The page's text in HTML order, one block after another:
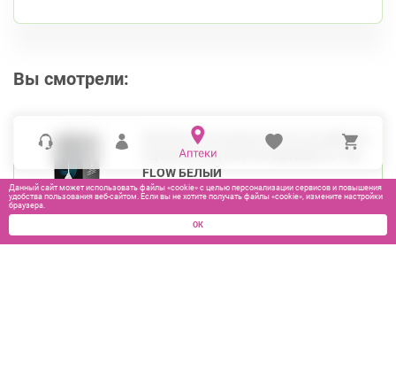
Вы смотрели:
ИРРИГАТОР ПОЛОСТИ РТА CS MEDICA
АQUAPULSAR ПОРТАТИВНЫЙ CS-700
FLOW БЕЛЫЙ
3300₽
Данный сайт может использовать файлы «cookie» с целью персонализации сервисов и повышения
удобства пользования веб-сайтом. Если вы не хотите получать файлы «cookie», измените настройки
браузера.
ОК